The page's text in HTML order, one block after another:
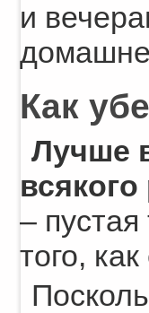
и
Как
Лучше
–
того,